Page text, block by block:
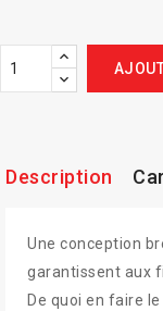
Description
Une conception
garantissent aux
De quoi en faire